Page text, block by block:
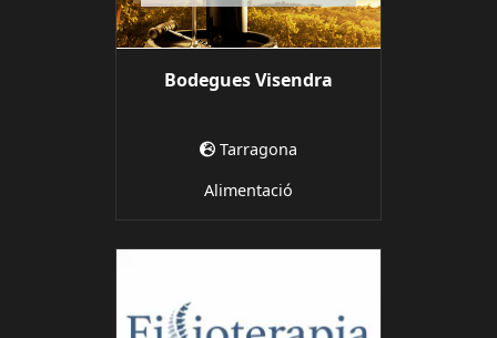
Bodegues Visendra
Tarragona
Alimentació